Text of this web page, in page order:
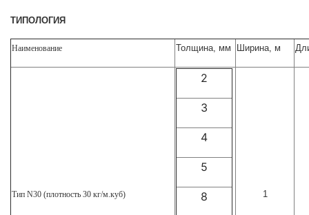
ТИПОЛОГИЯ
Наименование Толщина, мм Ширина, м
Тип N30 (плотность 30 кг/м.куб)
2
3
4
5
8 1